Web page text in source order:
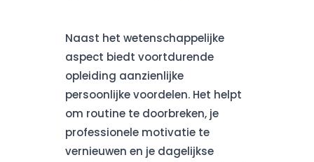
Naast het wetenschappelijke
aspect biedt voortdurende
opleiding aanzienlijke
persoonlijke voordelen. Het helpt
om routine te doorbreken, je
professionele motivatie te
vernieuwen en je dagelijkse